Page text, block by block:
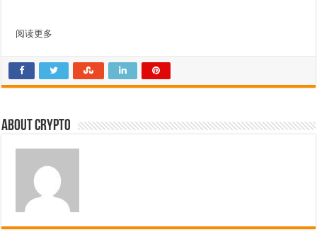
阅读更多
About crypto